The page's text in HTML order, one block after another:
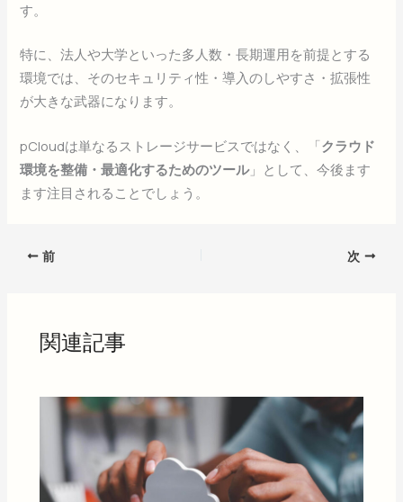
す。
特に、法人や大学といった多人数・長期運用を前提とする
環境では、そのセキュリティ性・導入のしやすさ・拡張性
が大きな武器になります。
pCloudは単なるストレージサービスではなく、「クラウド
環境を整備・最適化するためのツール」として、今後ます
ます注目されることでしょう。
前 次
関連記事